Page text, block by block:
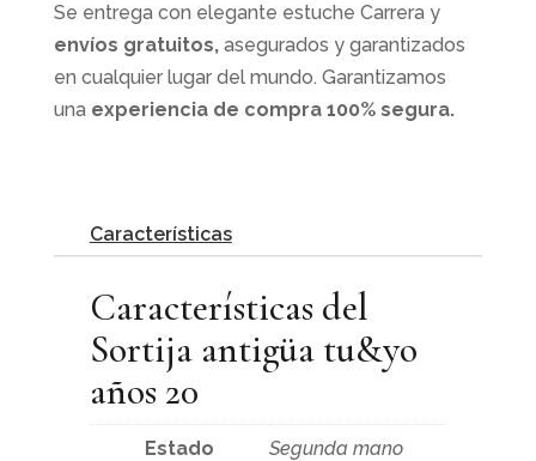
Se entrega con elegante estuche Carrera y
envíos gratuitos, asegurados y garantizados
en cualquier lugar del mundo. Garantizamos
una experiencia de compra 100% segura.
Características
Características del
Sortija antigüa tu&yo
años 20
Estado Segunda mano